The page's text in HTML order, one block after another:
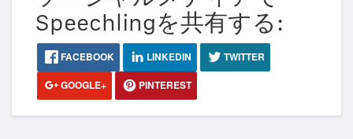
Speechlingを共有する:
FACEBOOK LINKEDIN
TWITTER
GOOGLE+
PINTEREST